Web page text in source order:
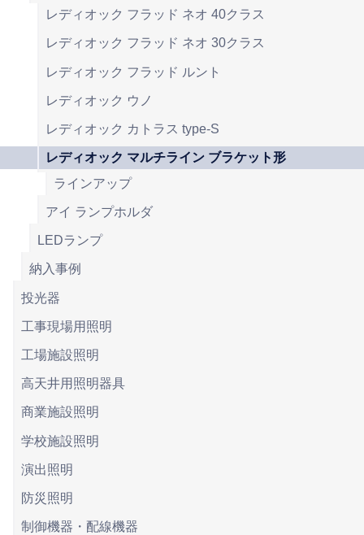
レディオック フラッド ネオ 40クラス
レディオック フラッド ネオ 30クラス
レディオック フラッド ルント
レディオック ウノ
レディオック カトラス type-S
レディオック マルチライン ブラケット形
ラインアップ
アイ ランプホルダ
LEDランプ
納入事例
投光器
工事現場用照明
工場施設照明
高天井用照明器具
商業施設照明
学校施設照明
演出照明
防災照明
制御機器・配線機器